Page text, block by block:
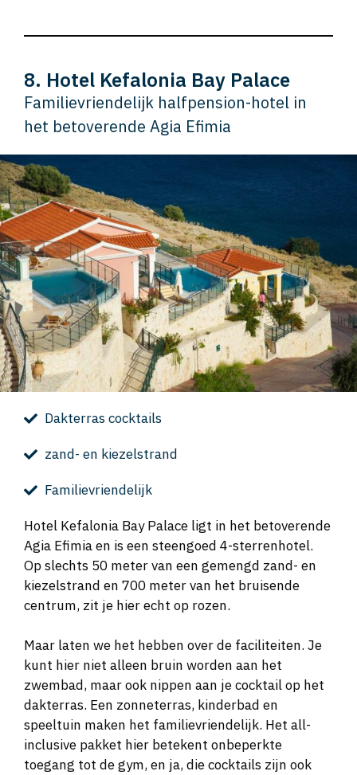
8. Hotel Kefalonia Bay Palace
Familievriendelijk halfpension-hotel in
het betoverende Agia Efimia
Dakterras cocktails
zand- en kiezelstrand
Familievriendelijk
Hotel Kefalonia Bay Palace ligt in het betoverende
Agia Efimia en is een steengoed 4-sterrenhotel.
Op slechts 50 meter van een gemengd zand- en
kiezelstrand en 700 meter van het bruisende
centrum, zit je hier echt op rozen.
Maar laten we het hebben over de faciliteiten. Je
kunt hier niet alleen bruin worden aan het
zwembad, maar ook nippen aan je cocktail op het
dakterras. Een zonneterras, kinderbad en
speeltuin maken het familievriendelijk. Het all-
inclusive pakket hier betekent onbeperkte
toegang tot de gym, en ja, die cocktails zijn ook